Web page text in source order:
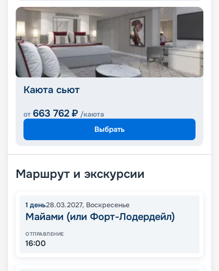
Каюта сьют
от 663 762 ₽ /каюта
Выбрать
Маршрут и экскурсии
1 день28.03.2027, Воскресенье
Майами (или Форт-Лодердейл)
ОТПРАВЛЕНИЕ
16:00